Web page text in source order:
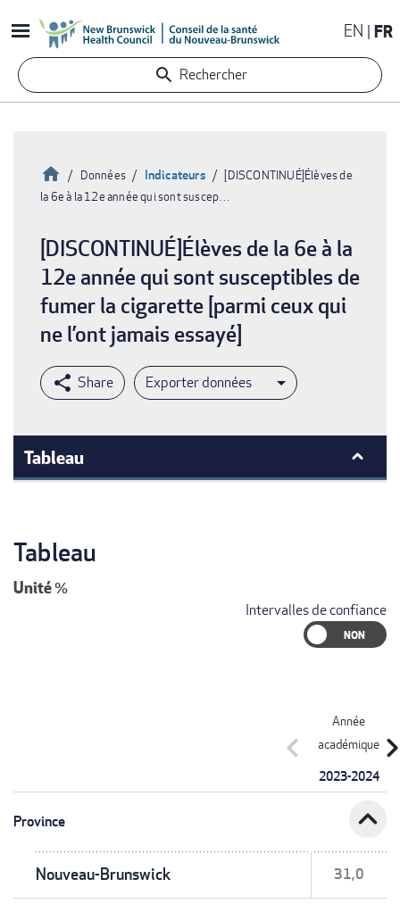
au
contenu
principal
EN FR
Rechercher
d'Ariane
Accueil
Données Indicateurs
[DISCONTINUÉ]Élèves de
la 6e à la 12e année qui sont suscep…
[DISCONTINUÉ]Élèves de la 6e à la
12e année qui sont susceptibles de
fumer la cigarette [parmi ceux qui
ne l’ont jamais essayé]
Exporter données
Tableau
Tableau
Unité%
Intervalles de confiance
Année
académique
2023-2024
chevron_left
Province expand_less
Nouveau-Brunswick 31,0